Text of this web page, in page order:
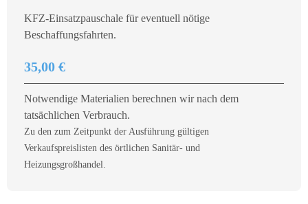
KFZ-Einsatzpauschale für eventuell nötige
Beschaffungsfahrten.
35,00 €
Notwendige Materialien berechnen wir nach dem
tatsächlichen Verbrauch.
Zu den zum Zeitpunkt der Ausführung gültigen
Verkaufspreislisten des örtlichen Sanitär- und
Heizungsgroßhandel.